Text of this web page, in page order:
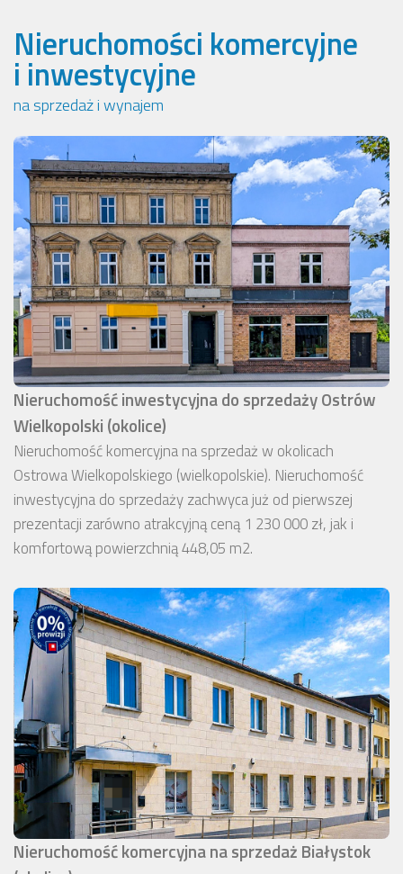
Nieruchomości komercyjne
i inwestycyjne
na sprzedaż i wynajem
Nieruchomość inwestycyjna do sprzedaży Ostrów
Wielkopolski (okolice)
Nieruchomość komercyjna na sprzedaż w okolicach
Ostrowa Wielkopolskiego (wielkopolskie). Nieruchomość
inwestycyjna do sprzedaży zachwyca już od pierwszej
prezentacji zarówno atrakcyjną ceną 1 230 000 zł, jak i
komfortową powierzchnią 448,05 m2.
Nieruchomość komercyjna na sprzedaż Białystok